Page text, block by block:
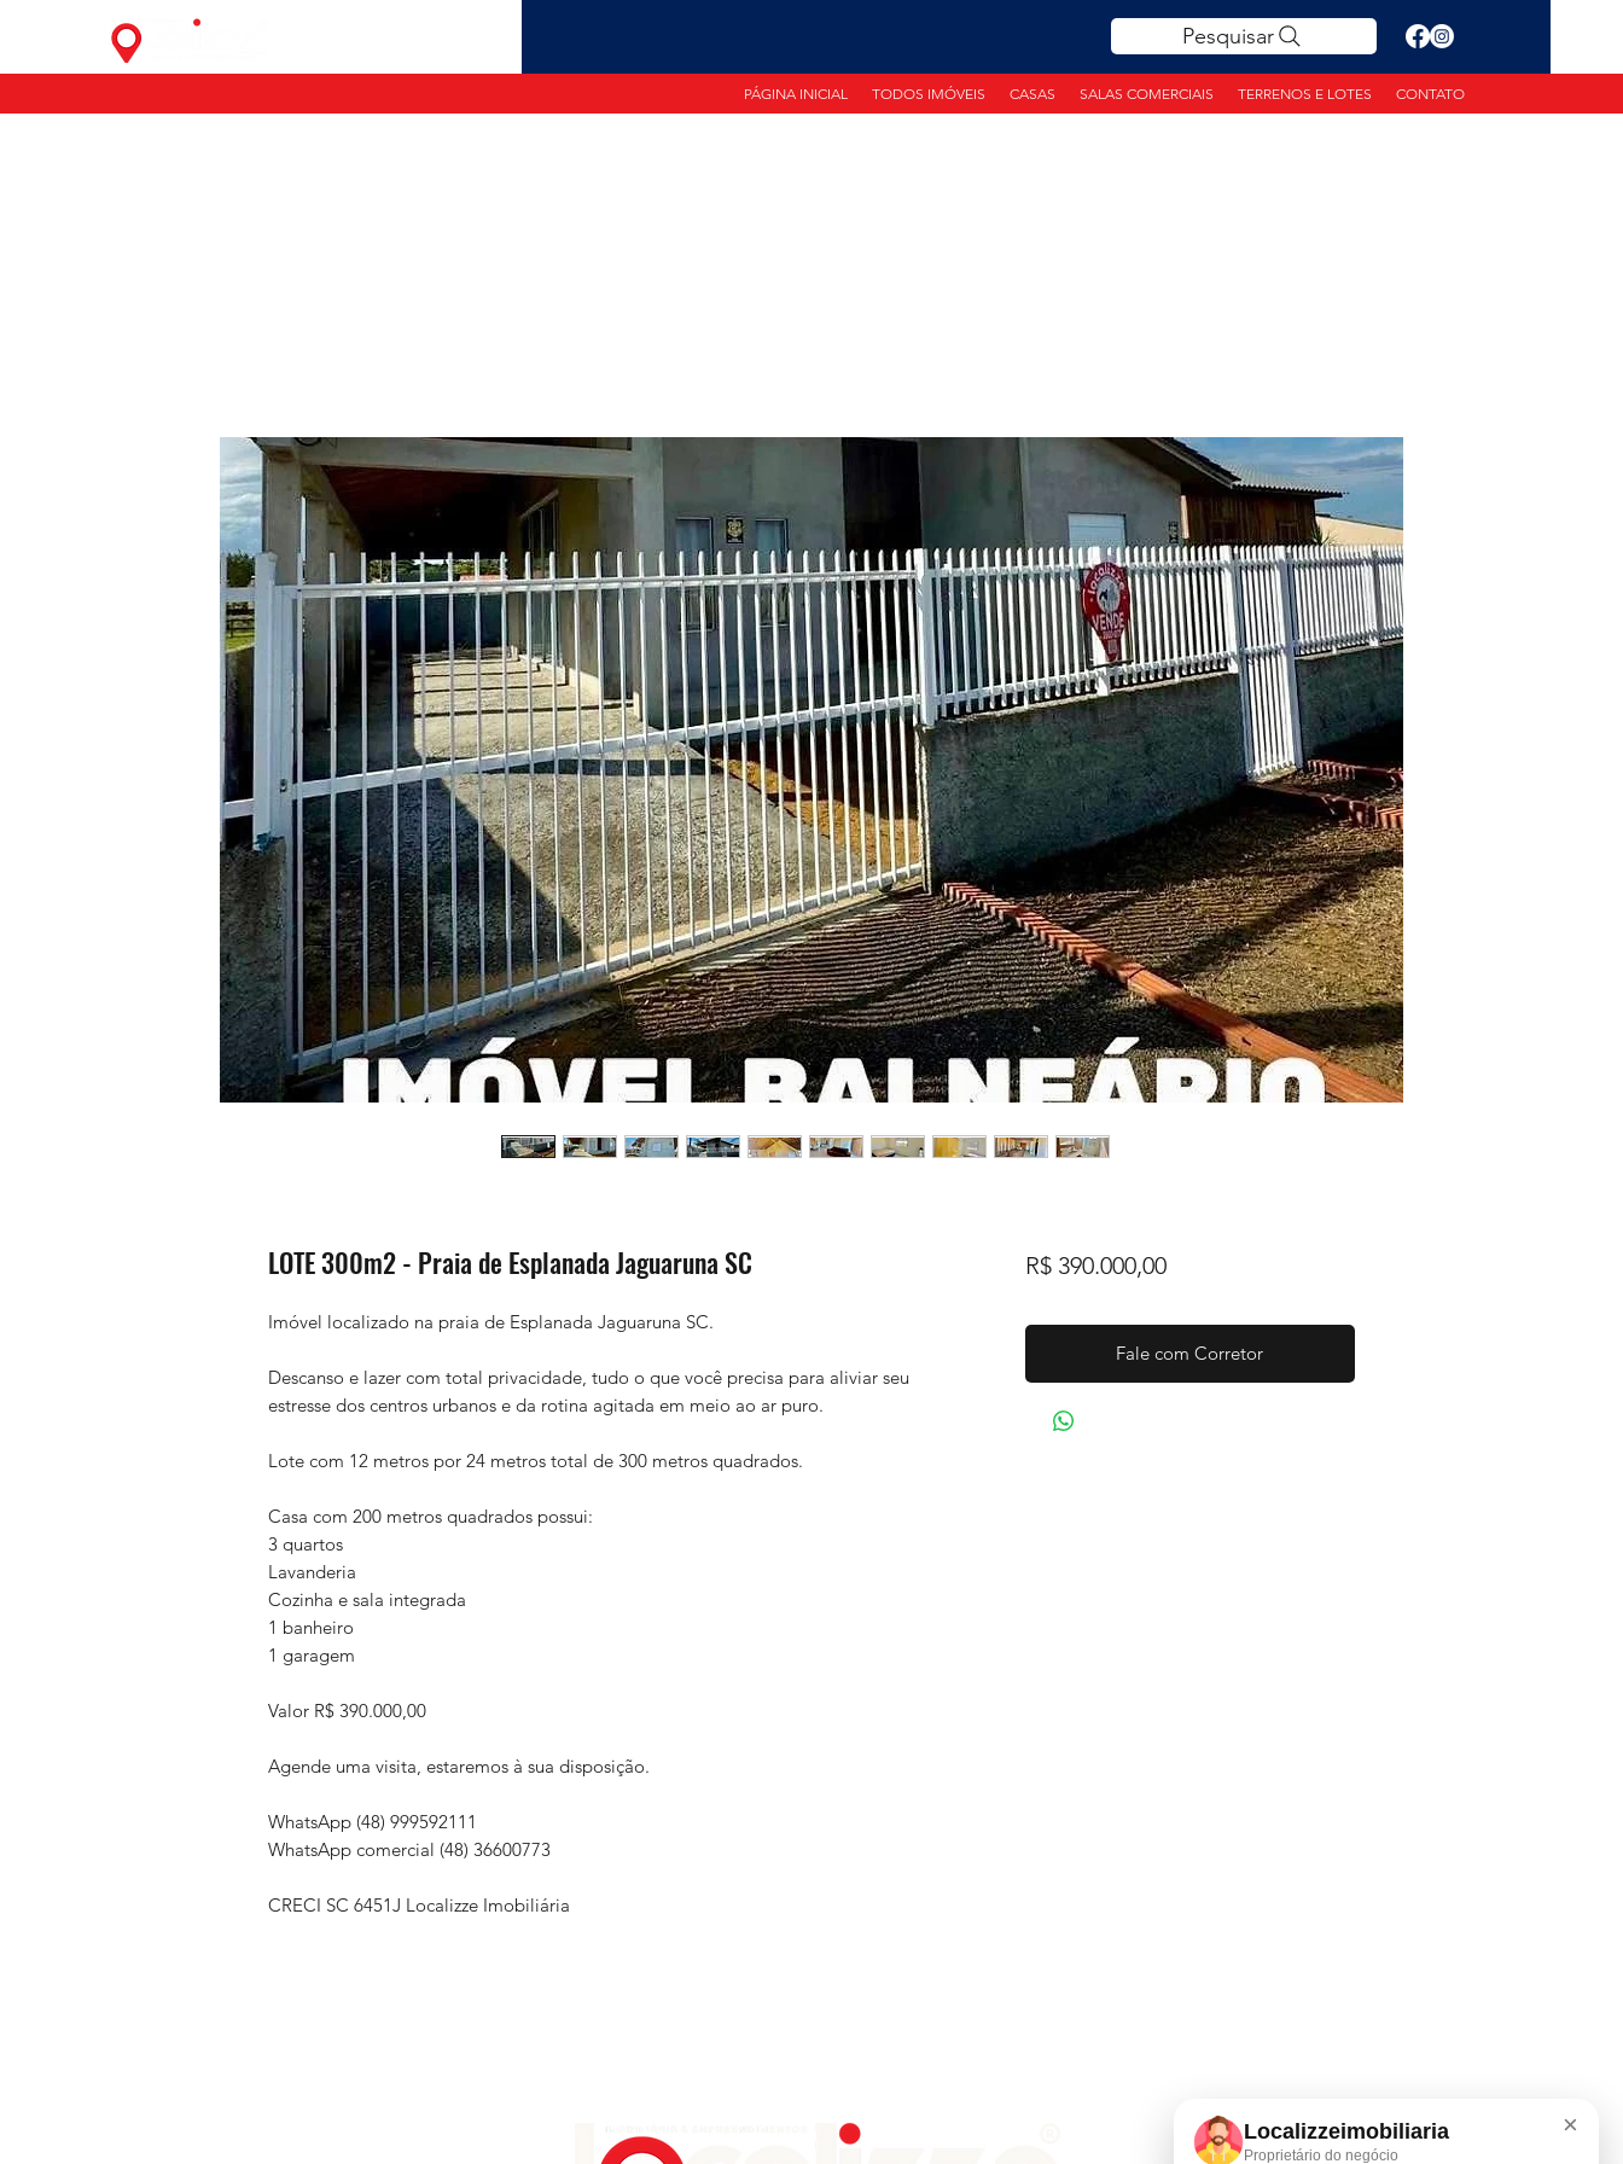
Pesquisar
PÁGINA INICIAL TODOS IMÓVEIS CASAS SALAS COMERCIAIS TERRENOS E LOTES CONTATO
LOTE 300m2 - Praia de Esplanada Jaguaruna SC
Imóvel localizado na praia de Esplanada Jaguaruna SC.
Descanso e lazer com total privacidade, tudo o que você precisa para aliviar seu
estresse dos centros urbanos e da rotina agitada em meio ao ar puro.
Lote com 12 metros por 24 metros total de 300 metros quadrados.
Casa com 200 metros quadrados possui:
3 quartos
Lavanderia
Cozinha e sala integrada
1 banheiro
1 garagem
Valor R$ 390.000,00
Agende uma visita, estaremos à sua disposição.
WhatsApp (48) 999592111
WhatsApp comercial (48) 36600773
CRECI SC 6451J Localizze Imobiliária
R$ 390.000,00Preço
Fale com Corretor
×
Localizzeimobiliaria
Proprietário do negócio